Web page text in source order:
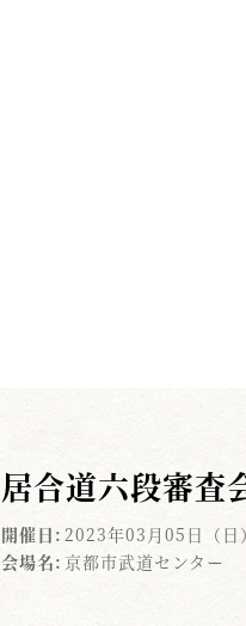
居合道六段審査
開催日: 2023年03月05日（日）
会場名: 京都市武道センター